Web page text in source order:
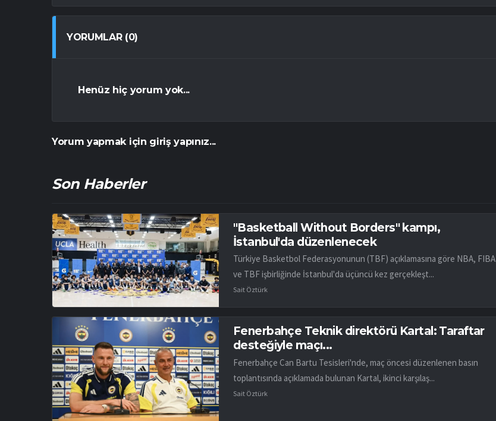
YORUMLAR (0)
Henüz hiç yorum yok...
Yorum yapmak için giriş yapınız...
Son Haberler
"Basketball Without Borders" kampı,
İstanbul'da düzenlenecek
Türkiye Basketbol Federasyonunun (TBF) açıklamasına göre NBA, FIBA
ve TBF işbirliğinde İstanbul'da üçüncü kez gerçekleşt...
Sait Öztürk
Fenerbahçe Teknik direktörü Kartal: Taraftar
desteğiyle maçı...
Fenerbahçe Can Bartu Tesisleri'nde, maç öncesi düzenlenen basın
toplantısında açıklamada bulunan Kartal, ikinci karşılaş...
Sait Öztürk